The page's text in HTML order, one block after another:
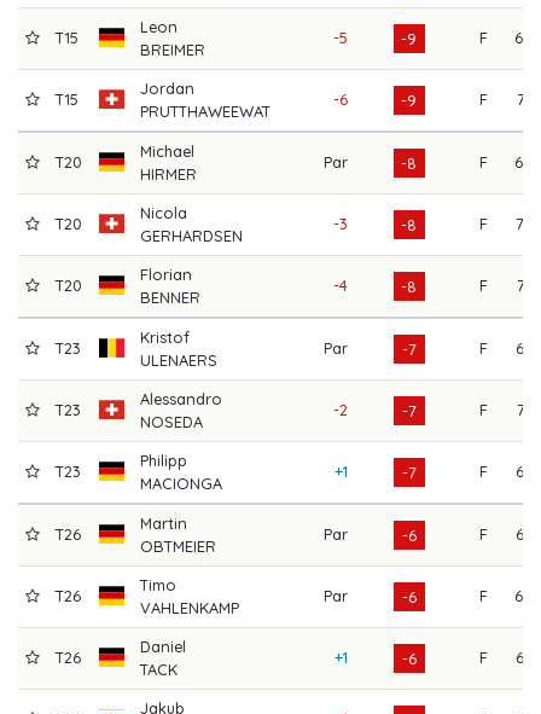
T15
Leon
BREIMER
-5 -9 F 69
T15
Jordan
PRUTTHAWEEWAT
-6 -9 F 71
T20
Michael
HIRMER
Par -8 F 68
T20
Nicola
GERHARDSEN
-3 -8 F 72
T20
Florian
BENNER
-4 -8 F 71
T23
Kristof
ULENAERS
Par -7 F 67
T23
Alessandro
NOSEDA
-2 -7 F 71
T23
Philipp
MACIONGA
+1 -7 F 66
T26
Martin
OBTMEIER
Par -6 F 67
T26
Timo
VAHLENKAMP
Par -6 F 68
T26
Daniel
TACK
+1 -6 F 65
Jakub